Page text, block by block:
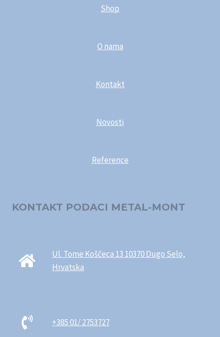
Shop
O nama
Kontakt
Novosti
Reference
KONTAKT PODACI METAL-MONT
Ul. Tome Koščeca 13 10370 Dugo Selo,
Hrvatska
+385 01/ 2753727